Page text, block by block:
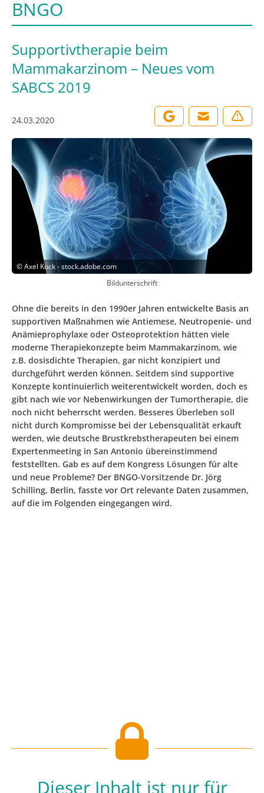
BNGO
Supportivtherapie beim
Mammakarzinom – Neues vom
SABCS 2019
24.03.2020
©Axel Kock - stock.adobe.com
Bildunterschrift
Ohne die bereits in den 1990er Jahren entwickelte Basis an
supportiven Maßnahmen wie Antiemese, Neutropenie- und
Anämieprophylaxe oder Osteoprotektion hätten viele
moderne Therapiekonzepte beim Mammakarzinom, wie
z.B. dosisdichte Therapien, gar nicht konzipiert und
durchgeführt werden können. Seitdem sind supportive
Konzepte kontinuierlich weiterentwickelt worden, doch es
gibt nach wie vor Nebenwirkungen der Tumortherapie, die
noch nicht beherrscht werden. Besseres Überleben soll
nicht durch Kompromisse bei der Lebensqualität erkauft
werden, wie deutsche Brustkrebstherapeuten bei einem
Expertenmeeting in San Antonio übereinstimmend
feststellten. Gab es auf dem Kongress Lösungen für alte
und neue Probleme? Der BNGO-Vorsitzende Dr. Jörg
Schilling, Berlin, fasste vor Ort relevante Daten zusammen,
auf die im Folgenden eingegangen wird.
Dieser Inhalt ist nur für